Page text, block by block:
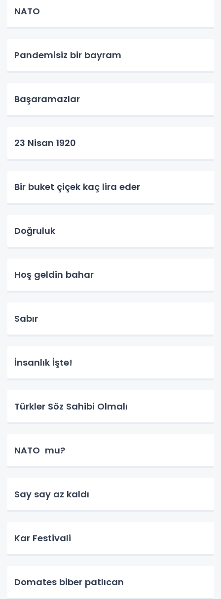
NATO
Pandemisiz bir bayram
Başaramazlar
23 Nisan 1920
Bir buket çiçek kaç lira eder
Doğruluk
Hoş geldin bahar
Sabır
İnsanlık İşte!
Türkler Söz Sahibi Olmalı
NATO mu?
Say say az kaldı
Kar Festivali
Domates biber patlıcan